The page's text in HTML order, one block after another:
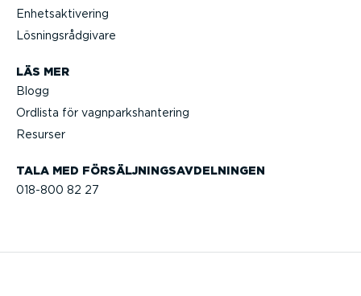
TALA MED FÖRSÄLJ­NINGS­AV­DEL­NINGEN
018-800 82 27
Enhets­ak­ti­vering
Lösnings­råd­givare
LÄS MER
Blogg
Ordlista för vagnparks­han­tering
Resurser